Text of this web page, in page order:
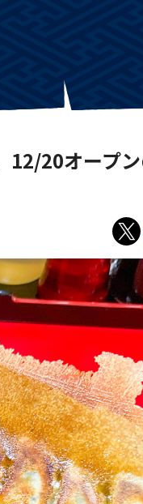
12/20オープ